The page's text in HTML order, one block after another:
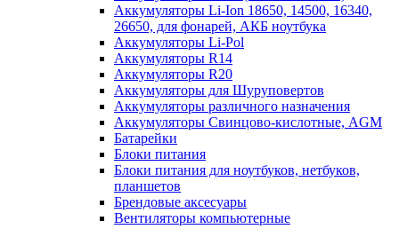
Аккумуляторы Li-Ion 18650, 14500, 16340,
26650, для фонарей, АКБ ноутбука
Аккумуляторы Li-Pol
Аккумуляторы R14
Аккумуляторы R20
Аккумуляторы для Шуруповертов
Аккумуляторы различного назначения
Аккумуляторы Свинцово-кислотные, AGM
Батарейки
Блоки питания
Блоки питания для ноутбуков, нетбуков,
планшетов
Брендовые аксесуары
Вентиляторы компьютерные